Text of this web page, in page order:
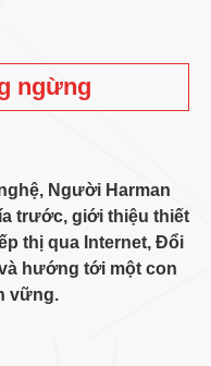
ngừng
Người Harman
trước, giới thiệu thiết
thị qua Internet, Đổi
hướng tới một con
vững.